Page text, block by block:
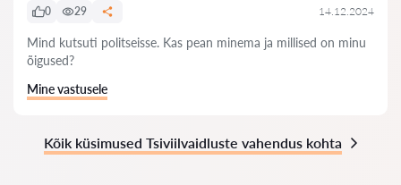
0
29 14.12.2024
Mind kutsuti politseisse. Kas pean minema ja millised on minu
õigused?
Mine vastusele
Kõik küsimused Tsiviilvaidluste vahendus kohta